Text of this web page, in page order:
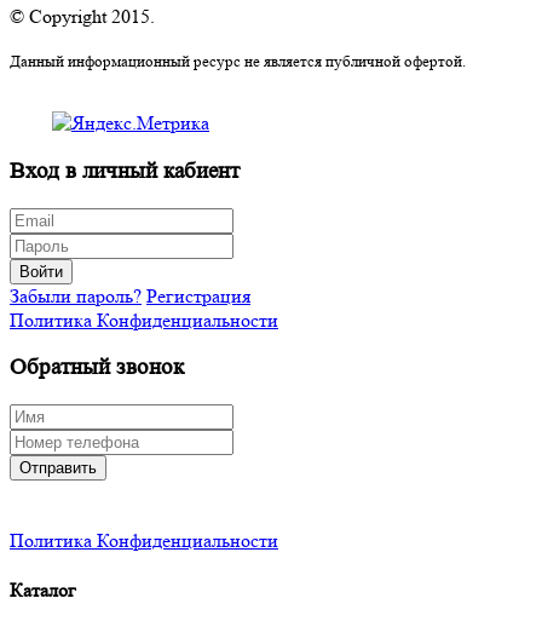
© Copyright 2015.
Данный информационный ресурс не является публичной офертой.
Вход в личный кабиент
Войти
Забыли пароль? Регистрация
Политика Конфиденциальности
Обратный звонок
Отправить
Политика Конфиденциальности
Каталог